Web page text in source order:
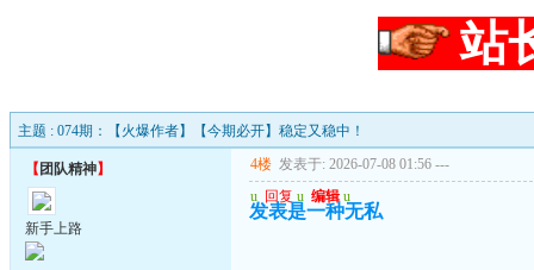
站
主题 : 074期：【火爆作者】【今期必开】稳定又稳中！
【 团队精神】
新手上路
4楼 发表于: 2026-07-08 01:56 ---
u 回复 u 编辑 u
发表是一种无私